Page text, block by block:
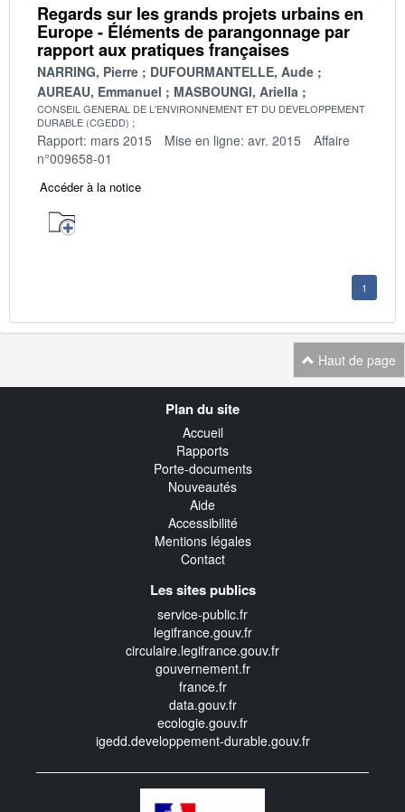
Regards sur les grands projets urbains en
Europe - Éléments de parangonnage par
rapport aux pratiques françaises
NARRING, Pierre
DUFOURMANTELLE, Aude
AUREAU, Emmanuel
MASBOUNGI, Ariella
CONSEIL GENERAL DE L'ENVIRONNEMENT ET DU DEVELOPPEMENT
DURABLE (CGEDD)
Rapport: mars 2015 Mise en ligne: avr. 2015
Affaire
n°009658-01
Accéder à la notice
1
Haut de page
Plan du site
Accueil
Rapports
Porte-documents
Nouveautés
Aide
Accessibilité
Mentions légales
Contact
Les sites publics
service-public.fr
legifrance.gouv.fr
circulaire.legifrance.gouv.fr
gouvernement.fr
france.fr
data.gouv.fr
ecologie.gouv.fr
igedd.developpement-durable.gouv.fr